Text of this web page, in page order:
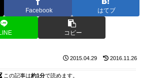
Facebook はてブ
LINE コピー
2015.04.29 2016.11.26
この記事は約1分で読めます。